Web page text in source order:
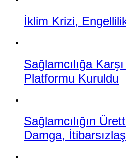
İklim Krizi,
Sağlamcılığa
Platformu Kuruldu
Sağlamcılığın
Damga,